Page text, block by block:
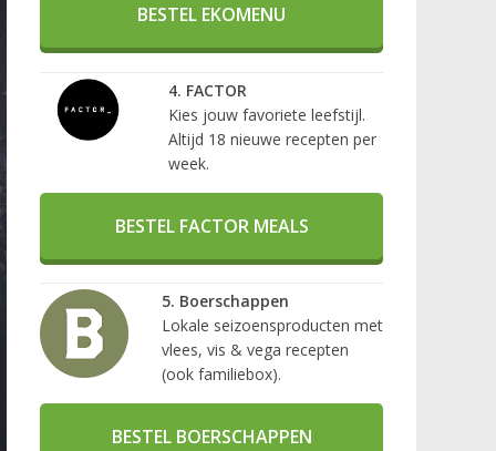
BESTEL EKOMENU
4. FACTOR
Kies jouw favoriete leefstijl.
Altijd 18 nieuwe recepten per
week.
BESTEL FACTOR MEALS
5. Boerschappen
Lokale seizoensproducten met
vlees, vis & vega recepten
(ook familiebox).
BESTEL BOERSCHAPPEN